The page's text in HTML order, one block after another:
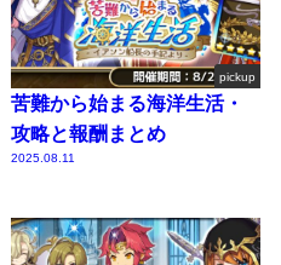
pickup
苦難から始まる海洋生活・
攻略と報酬まとめ
2025.08.11